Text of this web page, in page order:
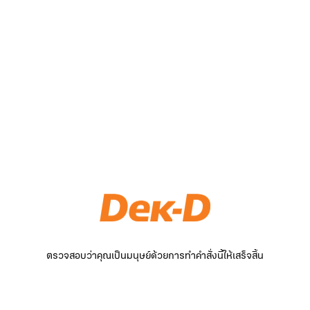
ตรวจสอบว่าคุณเป็นมนุษย์ด้วยการทำคำสั่งนี้ให้เสร็จสิ้น